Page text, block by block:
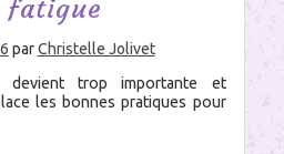
fatigue
parChristelle Jolivet
devient trop importante et
les bonnes pratiques pour